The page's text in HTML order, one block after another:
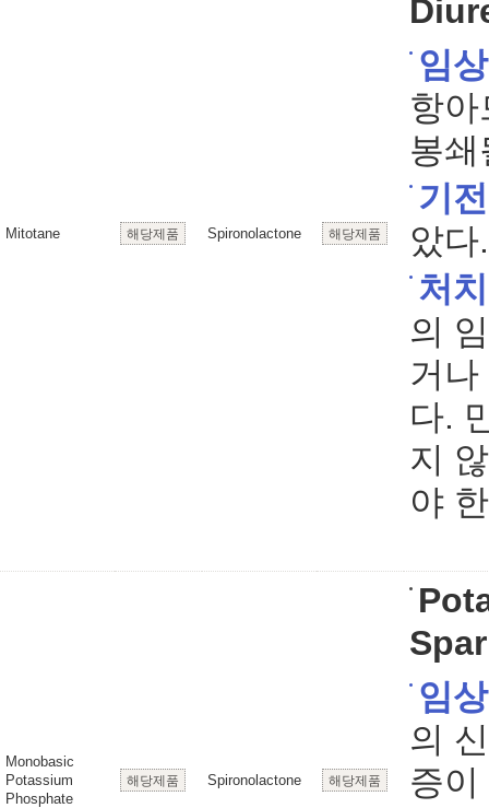
Mitotane 해당제품 Spironolactone 해당제품
임
항
봉
기전
았다.
처치
의
거
다.
지
야
Monobasic
Potassium
Phosphate
해당제품 Spironolactone 해당제품
임
의
증